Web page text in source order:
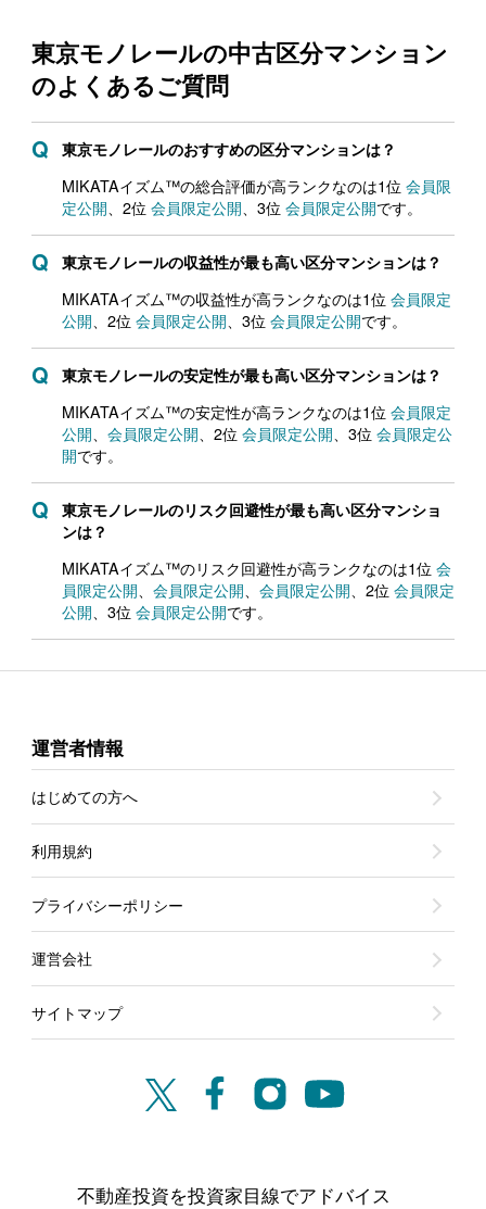
東京モノレールの中古区分マンション
のよくあるご質問
東京モノレールのおすすめの区分マンションは？
MIKATAイズム™の総合評価が高ランクなのは1位会員限
定公開、2位会員限定公開、3位会員限定公開です。
東京モノレールの収益性が最も高い区分マンションは？
MIKATAイズム™の収益性が高ランクなのは1位会員限定
公開、2位会員限定公開、3位会員限定公開です。
東京モノレールの安定性が最も高い区分マンションは？
MIKATAイズム™の安定性が高ランクなのは1位会員限定
公開、会員限定公開、2位会員限定公開、3位会員限定公
開です。
東京モノレールのリスク回避性が最も高い区分マンショ
ンは？
MIKATAイズム™のリスク回避性が高ランクなのは1位会
員限定公開、会員限定公開、会員限定公開、2位会員限定
公開、3位会員限定公開です。
運営者情報
はじめての方へ
利用規約
プライバシーポリシー
運営会社
サイトマップ
不動産投資を投資家目線でアドバイス